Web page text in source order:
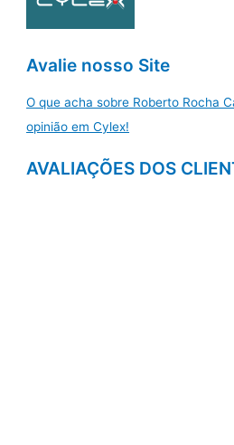
Avalie nosso Site
O que acha sobre Roberto Rocha
opinião em Cylex!
AVALIAÇÕES DOS